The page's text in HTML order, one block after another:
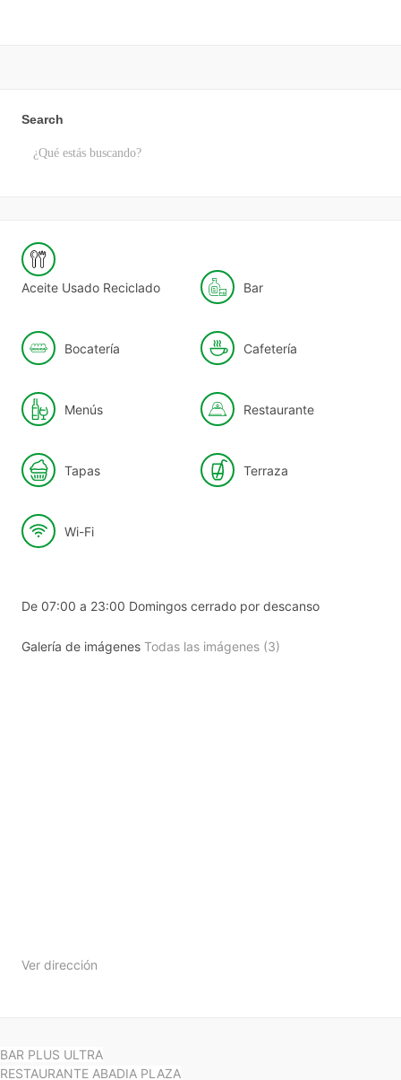
Search
Aceite Usado Reciclado Bar
Bocatería Cafetería
Menús Restaurante
Tapas Terraza
Wi-Fi
De 07:00 a 23:00 Domingos cerrado por descanso
Galería de imágenes Todas las imágenes (3)
Ver dirección
BAR PLUS ULTRA
RESTAURANTE ABADIA PLAZA